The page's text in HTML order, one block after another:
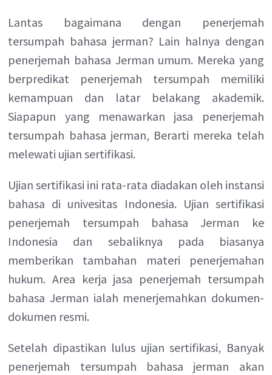
Lantas bagaimana dengan penerjemah
tersumpah bahasa jerman? Lain halnya dengan
penerjemah bahasa Jerman umum. Mereka yang
berpredikat penerjemah tersumpah memiliki
kemampuan dan latar belakang akademik.
Siapapun yang menawarkan jasa penerjemah
tersumpah bahasa jerman, Berarti mereka telah
melewati ujian sertifikasi.
Ujian sertifikasi ini rata-rata diadakan oleh instansi
bahasa di univesitas Indonesia. Ujian sertifikasi
penerjemah tersumpah bahasa Jerman ke
Indonesia dan sebaliknya pada biasanya
memberikan tambahan materi penerjemahan
hukum. Area kerja jasa penerjemah tersumpah
bahasa Jerman ialah menerjemahkan dokumen-
dokumen resmi.
Setelah dipastikan lulus ujian sertifikasi, Banyak
penerjemah tersumpah bahasa jerman akan